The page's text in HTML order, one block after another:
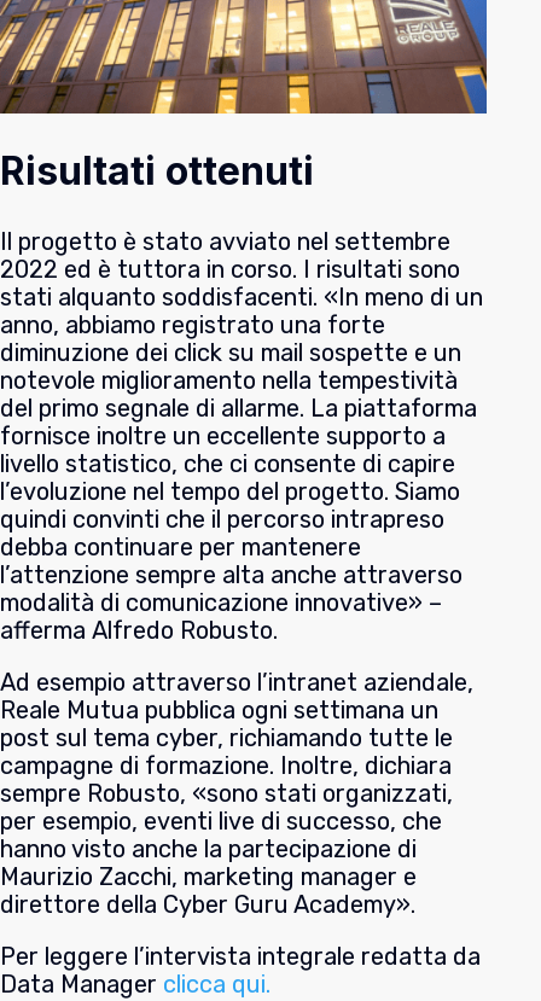
Risultati ottenuti
Il progetto è stato avviato nel settembre
2022 ed è tuttora in corso. I risultati sono
stati alquanto soddisfacenti. «In meno di un
anno, abbiamo registrato una forte
diminuzione dei click su mail sospette e un
notevole miglioramento nella tempestività
del primo segnale di allarme. La piattaforma
fornisce inoltre un eccellente supporto a
livello statistico, che ci consente di capire
l’evoluzione nel tempo del progetto. Siamo
quindi convinti che il percorso intrapreso
debba continuare per mantenere
l’attenzione sempre alta anche attraverso
modalità di comunicazione innovative» –
afferma Alfredo Robusto.
Ad esempio attraverso l’intranet aziendale,
Reale Mutua pubblica ogni settimana un
post sul tema cyber, richiamando tutte le
campagne di formazione. Inoltre, dichiara
sempre Robusto, «sono stati organizzati,
per esempio, eventi live di successo, che
hanno visto anche la partecipazione di
Maurizio Zacchi, marketing manager e
direttore della Cyber Guru Academy».
Per leggere l’intervista integrale redatta da
Data Manager clicca qui.